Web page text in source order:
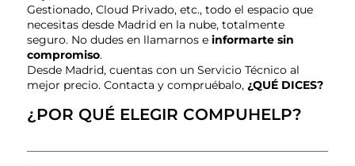
Gestionado, Cloud Privado, etc., todo el espacio que
necesitas desde Madrid en la nube, totalmente
seguro. No dudes en llamarnos e informarte sin
compromiso.
Desde Madrid, cuentas con un Servicio Técnico al
mejor precio. Contacta y compruébalo, ¿QUÉ DICES?
¿POR QUÉ ELEGIR COMPUHELP?